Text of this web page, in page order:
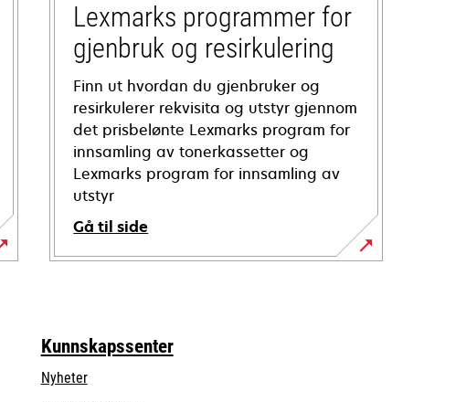
Lexmarks programmer for
gjenbruk og resirkulering
Finn ut hvordan du gjenbruker og
resirkulerer rekvisita og utstyr gjennom
det prisbelønte Lexmarks program for
innsamling av tonerkassetter og
Lexmarks program for innsamling av
utstyr
Gå til side
Kunnskapssenter
Nyheter